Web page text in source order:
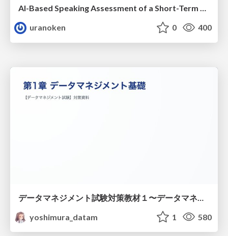
AI-Based Speaking Assessment of a Short-Term Study Abroad Program
uranoken
0 400
yoshimura_datam
1 580